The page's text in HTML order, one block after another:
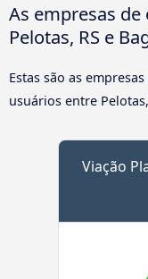
As empresas
Pelotas, RS e
Estas são as
usuários entre Pelotas,
Viação